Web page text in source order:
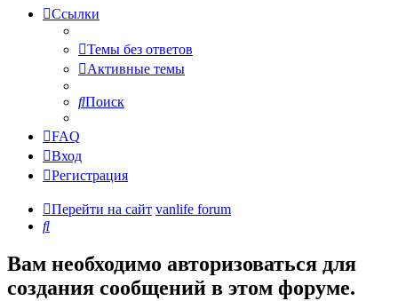
Ссылки
Темы без ответов
Активные темы
Поиск
FAQ
Вход
Регистрация
Перейти на сайт vanlife forum
Поиск
Вам необходимо авторизоваться для
создания сообщений в этом форуме.